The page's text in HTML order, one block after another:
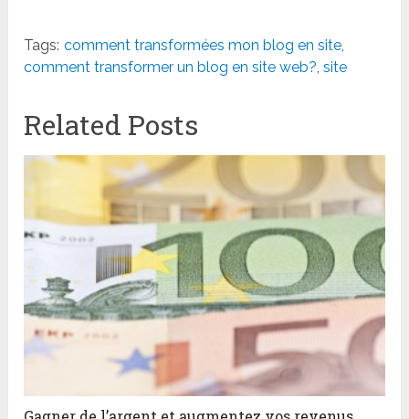
Tags: comment transformées mon blog en site,
comment transformer un blog en site web?,site
Related Posts